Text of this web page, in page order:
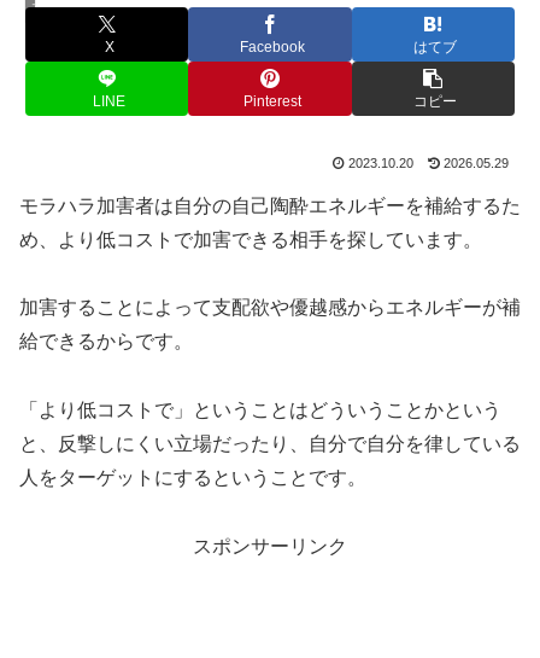
モラルハラスメント
X Facebook はてブ
LINE Pinterest コピー
2023.10.20 2026.05.29
モラハラ加害者は自分の自己陶酔エネルギーを補給するた
め、より低コストで加害できる相手を探しています。
加害することによって支配欲や優越感からエネルギーが補
給できるからです。
「より低コストで」ということはどういうことかという
と、反撃しにくい立場だったり、自分で自分を律している
人をターゲットにするということです。
スポンサーリンク